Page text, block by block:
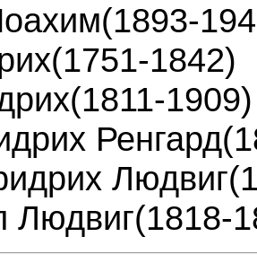
1842)
1909)
Людвиг(1818-